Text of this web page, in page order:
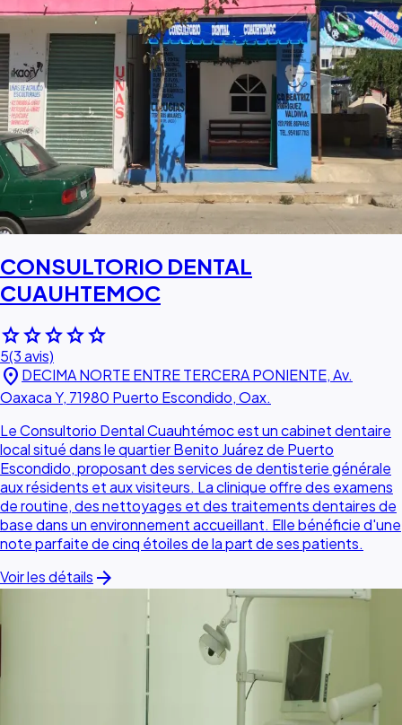
CONSULTORIO DENTAL
CUAUHTEMOC
starstarstarstarstar
5(3 avis)
location_on DECIMA NORTE ENTRE TERCERA PONIENTE, Av.
Oaxaca Y, 71980 Puerto Escondido, Oax.
Le Consultorio Dental Cuauhtémoc est un cabinet dentaire
local situé dans le quartier Benito Juárez de Puerto
Escondido, proposant des services de dentisterie générale
aux résidents et aux visiteurs. La clinique offre des examens
de routine, des nettoyages et des traitements dentaires de
base dans un environnement accueillant. Elle bénéficie d'une
note parfaite de cinq étoiles de la part de ses patients.
Voir les détails arrow_forward